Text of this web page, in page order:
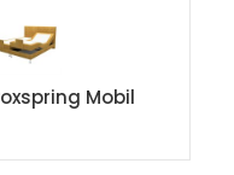
Mobil